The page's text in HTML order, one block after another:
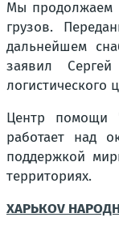
Мы продолжаем
грузов.
дальнейшем
заявил Сергей
логистического
Центр помощи
работает над
поддержкой
территориях.
ХАРЬКОV